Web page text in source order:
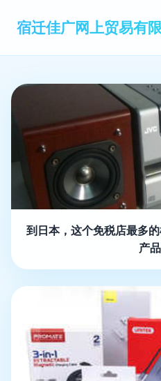
宿迁佳广网上贸易有
到日本，这个免税店最多
产